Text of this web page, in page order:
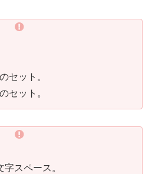
セット。
セット。
スペース。